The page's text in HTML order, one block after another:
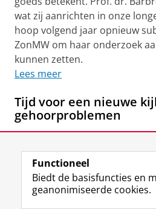
wat zij aanrichten in onze
hoop volgend jaar opnieuw
ZonMW om haar onderzoek
kunnen zetten.
Lees meer
Tijd voor een nieuwe
gehoorproblemen
Functioneel
Biedt de basisfuncties en
geanonimiseerde cookies.